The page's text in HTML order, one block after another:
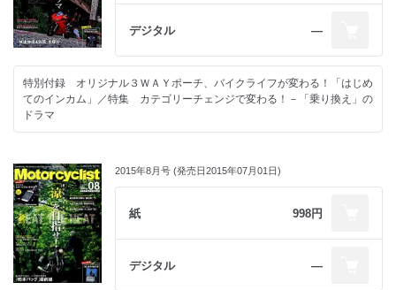
デジタル ―
特別付録 オリジナル３ＷＡＹポーチ、バイクライフが変わる！「はじめ
てのインカム」／特集 カテゴリーチェンジで変わる！－「乗り換え」の
ドラマ
2015年8月号 (発売日2015年07月01日)
紙 998円
デジタル ―